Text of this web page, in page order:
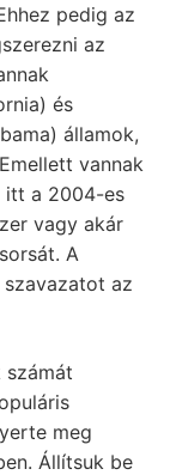
pedig az
az
és
államok,
vannak
itt a 2004-es
vagy akár
A
az
meg
Állítsuk be